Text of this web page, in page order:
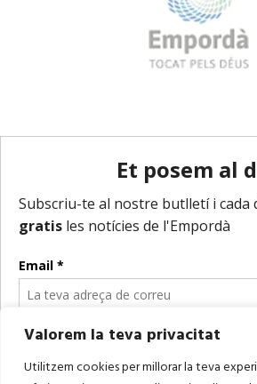
Valorem la teva privacitat
Utilitzem cookies per millorar la teva